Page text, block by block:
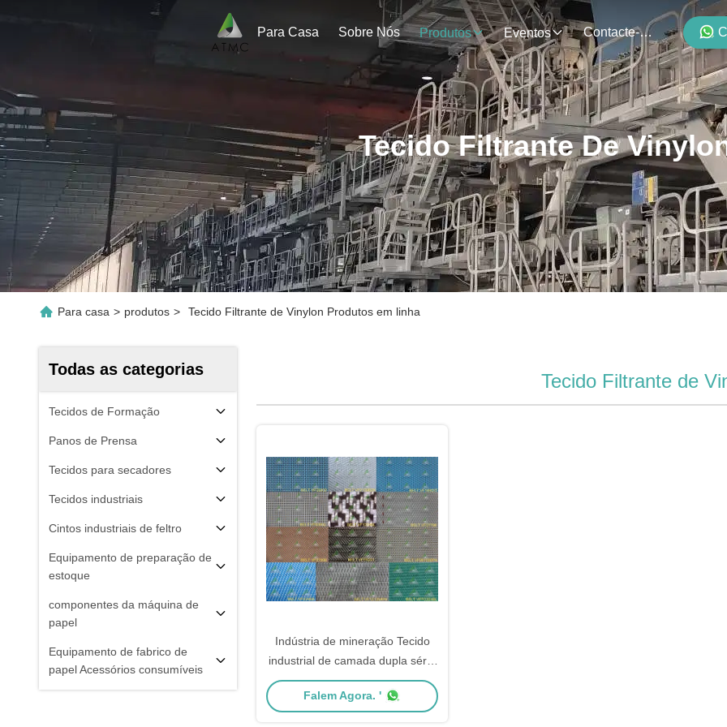
Para Casa Sobre Nós Produtos Eventos Contacte-Nos
Tecido Filtrante De
Para casa > produtos > Tecido Filtrante de Vinylon Produtos em linha
Todas as categorias
Tecidos de Formação
Panos de Prensa
Tecidos para secadores
Tecidos industriais
Cintos industriais de feltro
Equipamento de preparação de
estoque
componentes da máquina de
papel
Equipamento de fabrico de
papel Acessórios consumíveis
Tecido Filtrante de
Indústria de mineração Tecido
industrial de camada dupla série
BELT VF
Falem Agora. '